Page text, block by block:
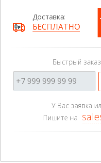
Доставка:
БЕСПЛАТНО
Быстрый
У Вас заявка
Пишите на